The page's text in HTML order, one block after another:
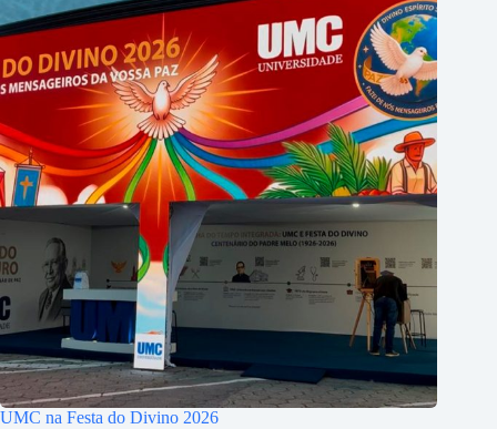
UMC na Festa do Divino 2026